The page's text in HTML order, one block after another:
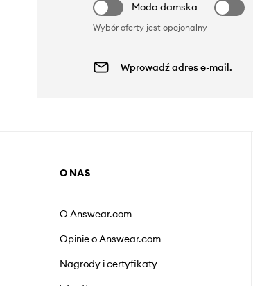
Moda damska
Wybór oferty jest opcjonalny
O NAS
O Answear.com
Opinie o Answear.com
Nagrody i certyfikaty